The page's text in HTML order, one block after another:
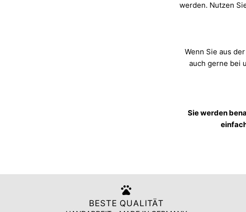
werden. Nutzen
Wenn Sie aus
auch gerne bei
Sie werden
BESTE QUALITÄT